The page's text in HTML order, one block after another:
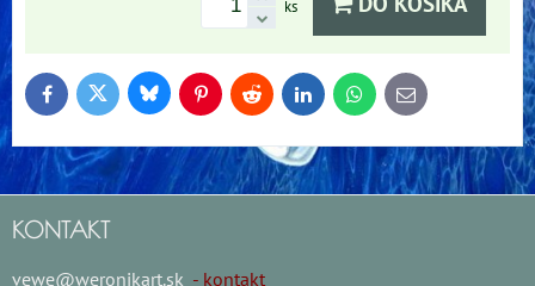
ks
FacebookTwitter BlueskyPinterestReddit LinkedInWhatsApp
E-
mail
KONTAKT
vewe@weronikart.sk - kontakt